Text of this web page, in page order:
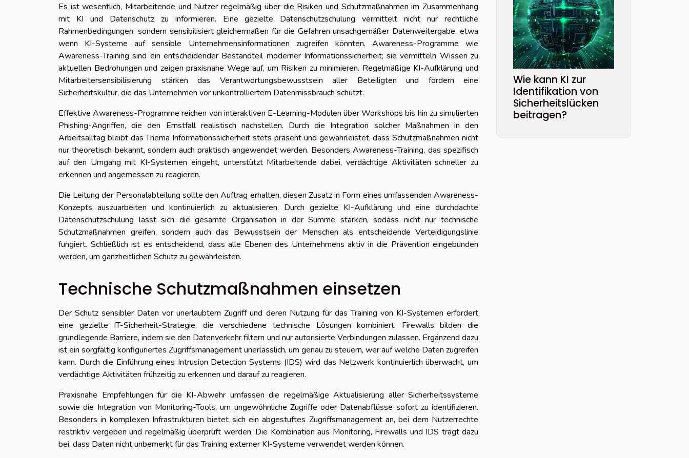
Es ist wesentlich, Mitarbeitende und Nutzer regelmäßig über die Risiken und Schutzmaßnahmen im Zusammenhang
mit KI und Datenschutz zu informieren. Eine gezielte Datenschutzschulung vermittelt nicht nur rechtliche
Rahmenbedingungen, sondern sensibilisiert gleichermaßen für die Gefahren unsachgemäßer Datenweitergabe, etwa
wenn KI-Systeme auf sensible Unternehmensinformationen zugreifen könnten. Awareness-Programme wie
Awareness-Training sind ein entscheidender Bestandteil moderner Informationssicherheit; sie vermitteln Wissen zu
aktuellen Bedrohungen und zeigen praxisnahe Wege auf, um Risiken zu minimieren. Regelmäßige KI-Aufklärung und
Mitarbeitersensibilisierung stärken das Verantwortungsbewusstsein aller Beteiligten und fördern eine
Sicherheitskultur, die das Unternehmen vor unkontrolliertem Datenmissbrauch schützt.
Effektive Awareness-Programme reichen von interaktiven E-Learning-Modulen über Workshops bis hin zu simulierten
Phishing-Angriffen, die den Ernstfall realistisch nachstellen. Durch die Integration solcher Maßnahmen in den
Arbeitsalltag bleibt das Thema Informationssicherheit stets präsent und gewährleistet, dass Schutzmaßnahmen nicht
nur theoretisch bekannt, sondern auch praktisch angewendet werden. Besonders Awareness-Training, das spezifisch
auf den Umgang mit KI-Systemen eingeht, unterstützt Mitarbeitende dabei, verdächtige Aktivitäten schneller zu
erkennen und angemessen zu reagieren.
Die Leitung der Personalabteilung sollte den Auftrag erhalten, diesen Zusatz in Form eines umfassenden Awareness-
Konzepts auszuarbeiten und kontinuierlich zu aktualisieren. Durch gezielte KI-Aufklärung und eine durchdachte
Datenschutzschulung lässt sich die gesamte Organisation in der Summe stärken, sodass nicht nur technische
Schutzmaßnahmen greifen, sondern auch das Bewusstsein der Menschen als entscheidende Verteidigungslinie
fungiert. Schließlich ist es entscheidend, dass alle Ebenen des Unternehmens aktiv in die Prävention eingebunden
werden, um ganzheitlichen Schutz zu gewährleisten.
Technische Schutzmaßnahmen einsetzen
Der Schutz sensibler Daten vor unerlaubtem Zugriff und deren Nutzung für das Training von KI-Systemen erfordert
eine gezielte IT-Sicherheit-Strategie, die verschiedene technische Lösungen kombiniert. Firewalls bilden die
grundlegende Barriere, indem sie den Datenverkehr filtern und nur autorisierte Verbindungen zulassen. Ergänzend dazu
ist ein sorgfältig konfiguriertes Zugriffsmanagement unerlässlich, um genau zu steuern, wer auf welche Daten zugreifen
kann. Durch die Einführung eines Intrusion Detection Systems (IDS) wird das Netzwerk kontinuierlich überwacht, um
verdächtige Aktivitäten frühzeitig zu erkennen und darauf zu reagieren.
Praxisnahe Empfehlungen für die KI-Abwehr umfassen die regelmäßige Aktualisierung aller Sicherheitssysteme
sowie die Integration von Monitoring-Tools, um ungewöhnliche Zugriffe oder Datenabflüsse sofort zu identifizieren.
Besonders in komplexen Infrastrukturen bietet sich ein abgestuftes Zugriffsmanagement an, bei dem Nutzerrechte
restriktiv vergeben und regelmäßig überprüft werden. Die Kombination aus Monitoring, Firewalls und IDS trägt dazu
bei, dass Daten nicht unbemerkt für das Training externer KI-Systeme verwendet werden können.
Wie kann KI zur
Identifikation von
Sicherheitslücken
beitragen?